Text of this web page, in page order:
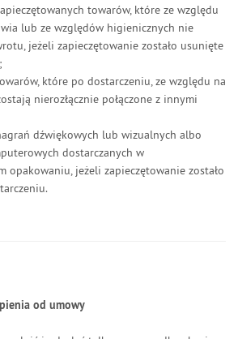
towarów, które ze względu
lub ze względów higienicznych nie
jeżeli zapieczętowanie zostało usunięte
które po dostarczeniu, ze względu na
nierozłącznie połączone z innymi
dźwiękowych lub wizualnych albo
dostarczanych w
opakowaniu, jeżeli zapieczętowanie zostało
od umowy